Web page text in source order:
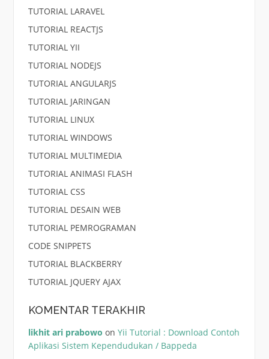
TUTORIAL LARAVEL
TUTORIAL REACTJS
TUTORIAL YII
TUTORIAL NODEJS
TUTORIAL ANGULARJS
TUTORIAL JARINGAN
TUTORIAL LINUX
TUTORIAL WINDOWS
TUTORIAL MULTIMEDIA
TUTORIAL ANIMASI FLASH
TUTORIAL CSS
TUTORIAL DESAIN WEB
TUTORIAL PEMROGRAMAN
CODE SNIPPETS
TUTORIAL BLACKBERRY
TUTORIAL JQUERY AJAX
KOMENTAR TERAKHIR
likhit ari prabowo on Yii Tutorial : Download Contoh
Aplikasi Sistem Kependudukan / Bappeda